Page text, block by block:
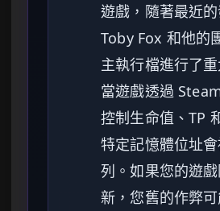
遊戲，隨著最近的
Toby Fox 和他的
主執行檔進行了重
當遊戲透過
控制生命值、TP
特定記憶體位址
列。如果您的遊
新，您舊的作弊